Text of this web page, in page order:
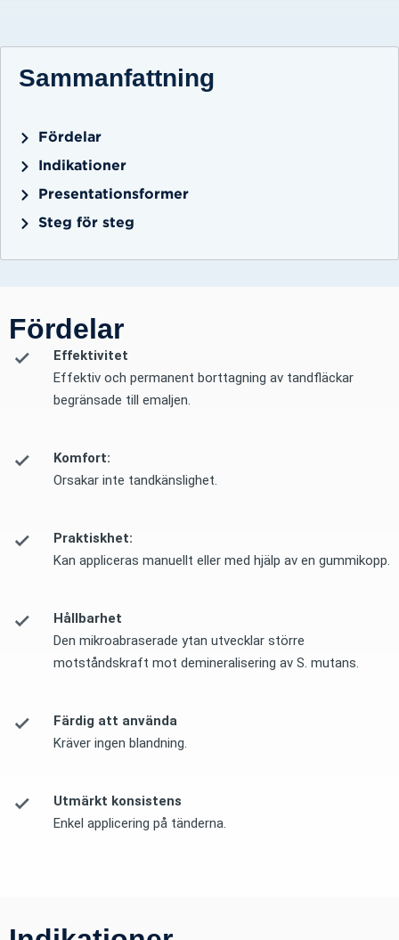
Sammanfattning
Fördelar
Indikationer
Presentationsformer
Steg för steg
Fördelar
Effektivitet
Effektiv och permanent borttagning av tandfläckar
begränsade till emaljen.
Komfort:
Orsakar inte tandkänslighet.
Praktiskhet:
Kan appliceras manuellt eller med hjälp av en gummikopp.
Hållbarhet
Den mikroabraserade ytan utvecklar större
motståndskraft mot demineralisering av S. mutans.
Färdig att använda
Kräver ingen blandning.
Utmärkt konsistens
Enkel applicering på tänderna.